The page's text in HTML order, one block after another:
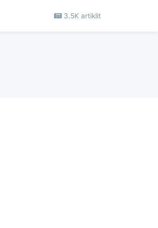
3.5K artiklit